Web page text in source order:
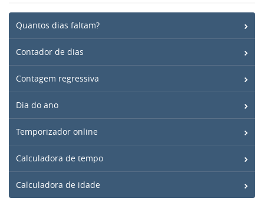
Quantos dias faltam?
Contador de dias
Contagem regressiva
Dia do ano
Temporizador online
Calculadora de tempo
Calculadora de idade